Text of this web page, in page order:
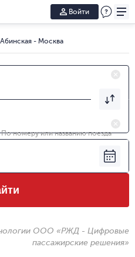
Войти
Абинская - Москва
По номеру или названию поезда
ООО «РЖД - Цифровые
пассажирские решения»